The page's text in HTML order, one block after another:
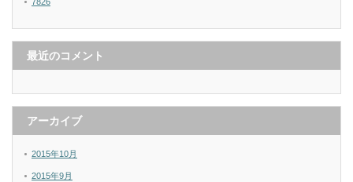
最近のコメント
アーカイブ
2015年10月
2015年9月